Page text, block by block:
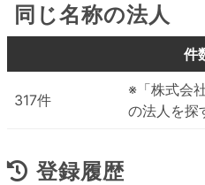
同じ名称の法人
件
317件
※「株式会
の法人を探
登録履歴